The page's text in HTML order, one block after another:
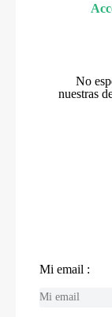
No
nuestras
Mi email :